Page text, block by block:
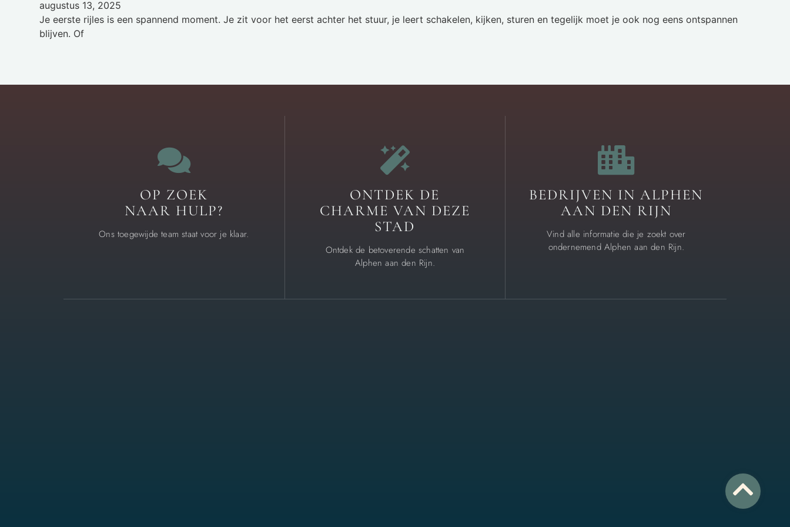
augustus 13, 2025
Je eerste rijles is een spannend moment. Je zit voor het eerst achter het stuur, je leert schakelen, kijken, sturen en tegelijk moet je ook nog eens ontspannen
blijven. Of
OP ZOEK
NAAR HULP?
Ons toegewijde team staat voor je klaar.
ONTDEK DE
CHARME VAN DEZE
STAD
Ontdek de betoverende schatten van
Alphen aan den Rijn.
BEDRIJVEN IN ALPHEN
AAN DEN RIJN
Vind alle informatie die je zoekt over
ondernemend Alphen aan den Rijn.